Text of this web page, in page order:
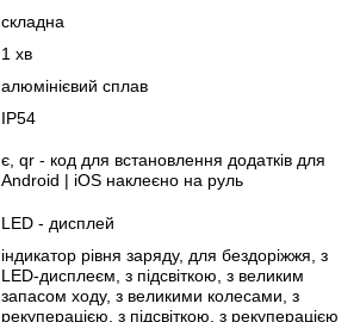
складна
1 хв
алюмінієвий сплав
IP54
є, qr - код для встановлення додатків для
Android | iOS наклеєно на руль
LED - дисплей
індикатор рівня заряду, для бездоріжжя, з
LED-дисплеєм, з підсвіткою, з великим
запасом ходу, з великими колесами, з
рекуперацією, з підсвіткою, з рекуперацією